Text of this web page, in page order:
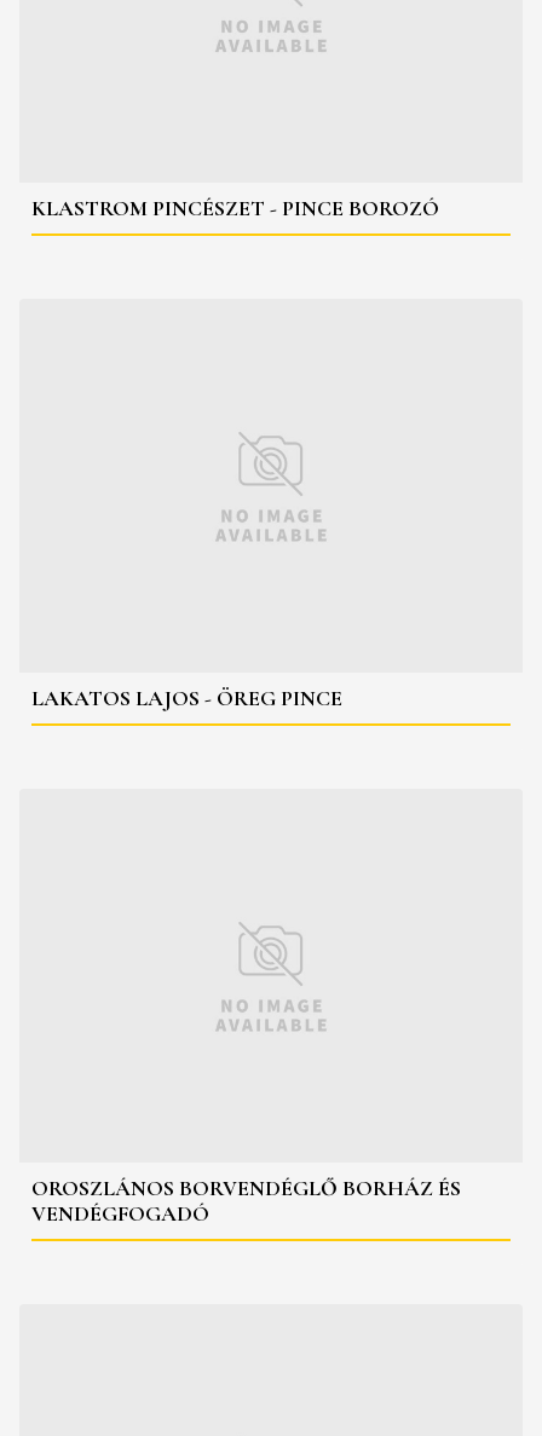
KLASTROM PINCÉSZET - PINCE BOROZÓ
LAKATOS LAJOS - ÖREG PINCE
OROSZLÁNOS BORVENDÉGLŐ BORHÁZ ÉS
VENDÉGFOGADÓ